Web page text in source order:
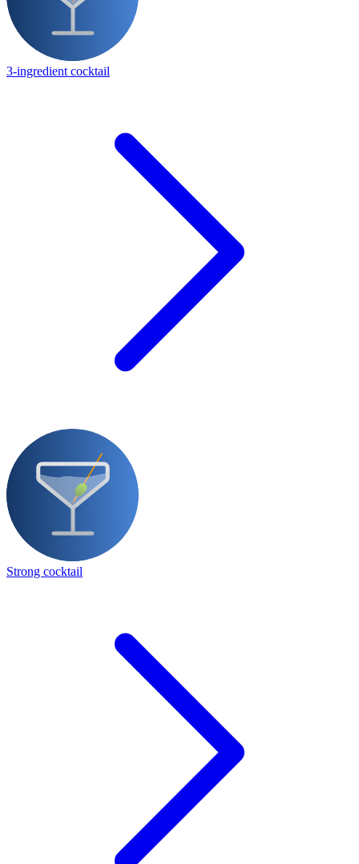
3-ingredient cocktail
Strong cocktail